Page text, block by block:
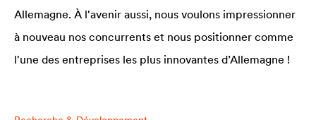
Allemagne. À l'avenir aussi, nous voulons impressionner
à nouveau nos concurrents et nous positionner comme
l'une des entreprises les plus innovantes d’Allemagne !